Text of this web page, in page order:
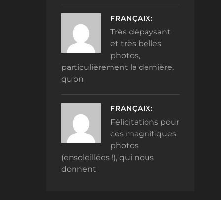
FRANÇAIX:
Très dépaysant
et très belles
photos,
particulièrement la dernière,
qu'on
FRANÇAIX:
Félicitations pour
ces magnifiques
photos
(ensoleillées !), qui nous
donnent